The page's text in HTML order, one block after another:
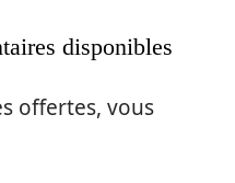
disponibles
offertes, vous